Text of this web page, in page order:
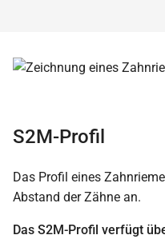
S2M-Profil
Das Profil eines
Abstand der Zähne an.
Das S2M-Profil verfügt